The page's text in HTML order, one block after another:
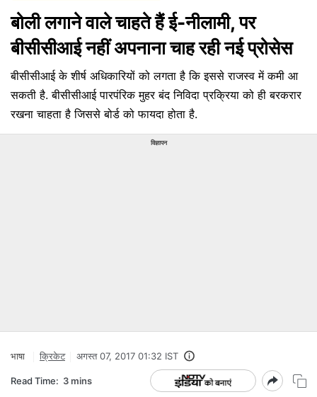
बोली लगाने वाले चाहते हैं ई-नीलामी, पर
बीसीसीआई नहीं अपनाना चाह रही नई प्रोसेस
बीसीसीआई के शीर्ष अधिकारियों को लगता है कि इससे राजस्व में कमी आ
सकती है. बीसीसीआई पारपंरिक मुहर बंद निविदा प्रक्रिया को ही बरकरार
रखना चाहता है जिससे बोर्ड को फायदा होता है.
विज्ञापन
भाषा क्रिकेट अगस्त 07, 2017 01:32 IST
Read Time: 3 mins